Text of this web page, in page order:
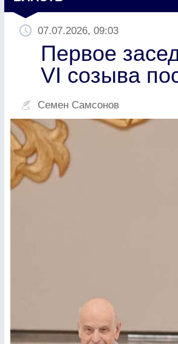
07.07.2026, 09:03
Первое
VI созыва
Семен Самсонов